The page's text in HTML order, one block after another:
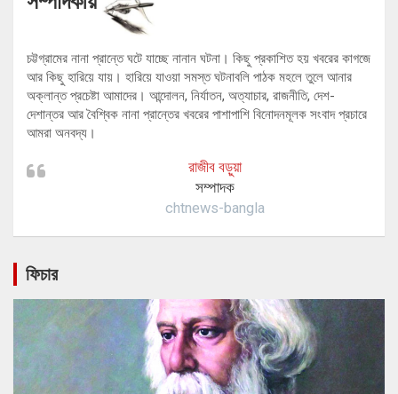
চট্টগ্রামের নানা প্রান্তে ঘটে যাচ্ছে নানান ঘটনা। কিছু প্রকাশিত হয় খবরের কাগজে
আর কিছু হারিয়ে যায়। হারিয়ে যাওয়া সমস্ত ঘটনাবলি পাঠক মহলে তুলে আনার
অক্লান্ত প্রচেষ্টা আমাদের। আন্দোলন, নির্যাতন, অত্যাচার, রাজনীতি, দেশ-
দেশান্তর আর বৈশ্বিক নানা প্রান্তের খবরের পাশাপাশি বিনোদনমূলক সংবাদ প্রচারে
আমরা অনবদ্য।
রাজীব বড়ুয়া
সম্পাদক
chtnews-bangla
ফিচার